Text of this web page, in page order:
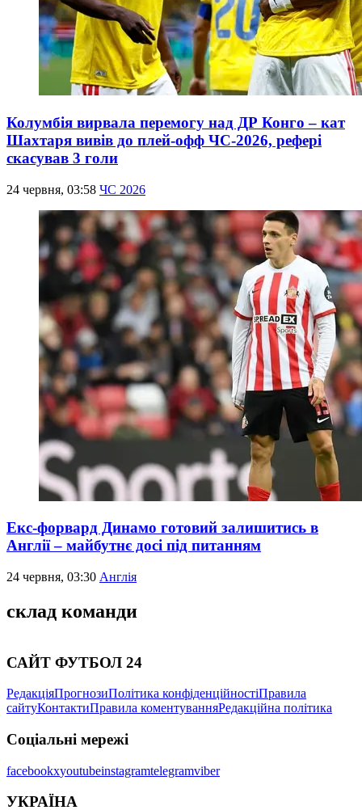
Колумбія вирвала перемогу над ДР Конго – кат
Шахтаря вивів до плей-офф ЧС-2026, рефері
скасував 3 голи
24 червня, 03:58 ЧС 2026
Екс-форвард Динамо готовий залишитись в
Англії – майбутнє досі під питанням
24 червня, 03:30 Англія
склад команди
САЙТ ФУТБОЛ 24
РедакціяПрогнозиПолітика конфіденційностіПравила
сайтуКонтактиПравила коментуванняРедакційна політика
Соціальні мережі
facebookxyoutubeinstagramtelegramviber
УКРАЇНА